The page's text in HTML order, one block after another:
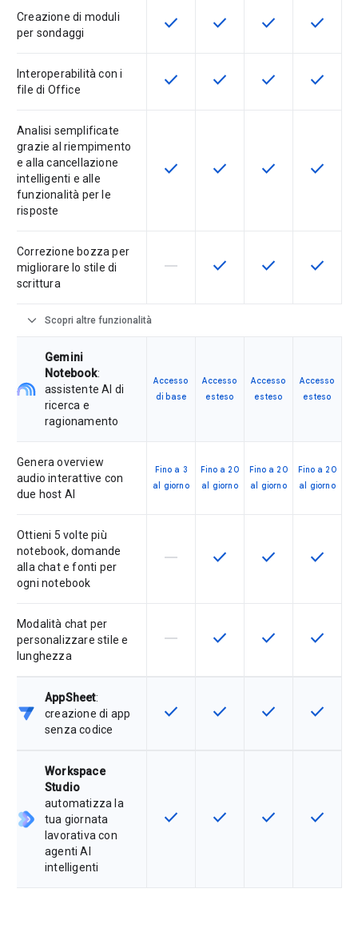
Creazione di moduli
per sondaggi
Questa funzionalità è disponibile
check Questa funzionalità è
check Questa
check Questa
check
Interoperabilità con i
file di Office
Questa funzionalità è disponibile
check Questa funzionalità è
check Questa
check Questa
check
Analisi semplificate
grazie al riempimento
e alla cancellazione
intelligenti e alle
funzionalità per le
risposte
Questa funzionalità è disponibile
check Questa funzionalità è
check Questa
check Questa
check
Correzione bozza per
migliorare lo stile di
scrittura
La funzionalità non è supportata
horizontal_rule Questa funzionalità è
check Questa
check Questa
check
expand_more Scopri altre funzionalità
Gemini
Notebook:
assistente AI di
ricerca e
ragionamento
Accesso
di base
Accesso
esteso
Accesso
esteso
Accesso
esteso
Genera overview
audio interattive con
due host AI
Fino a 3
al giorno
Fino a 20
al giorno
Fino a 20
al giorno
Fino a 20
al giorno
Ottieni 5 volte più
notebook, domande
alla chat e fonti per
ogni notebook
La funzionalità non è supportata
horizontal_rule Questa funzionalità è
check Questa
check Questa
check
Modalità chat per
personalizzare stile e
lunghezza
La funzionalità non è supportata
horizontal_rule Questa funzionalità è
check Questa
check Questa
check
AppSheet:
creazione di app
senza codice
Questa funzionalità è disponibile
check Questa funzionalità è
check Questa
check Questa
check
Workspace
Studio
automatizza la
tua giornata
lavorativa con
agenti AI
intelligenti
Questa funzionalità è disponibile
check Questa funzionalità è
check Questa
check Questa
check